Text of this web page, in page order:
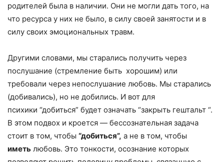
родителей была в наличии. Они не могли дать того, на
что ресурса у них не было, в силу своей занятости и в
силу своих эмоциональных травм.
Другими словами, мы старались получить через
послушание (стремление быть хорошим) или
требовали через непослушание любовь. Мы старались
(добивались), но не добились. И вот для
психики “добиться” будет означать “закрыть гештальт “.
В этом подвох и кроется — бессознательная задача
стоит в том, чтобы “добиться”, а не в том, чтобы
иметь любовь. Это тонкости, осознание которых